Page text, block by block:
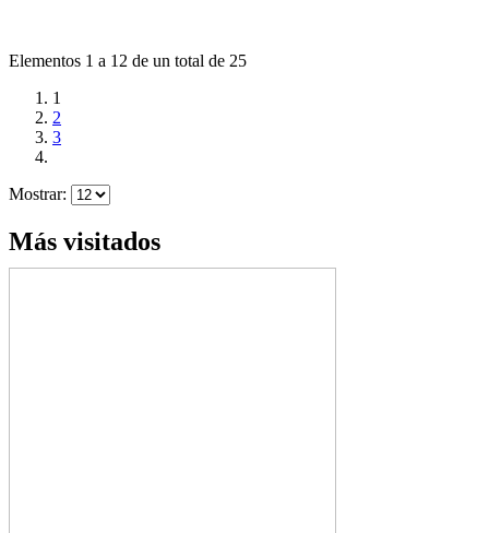
Elementos 1 a 12 de un total de 25
1
2
3
Mostrar:
Más visitados